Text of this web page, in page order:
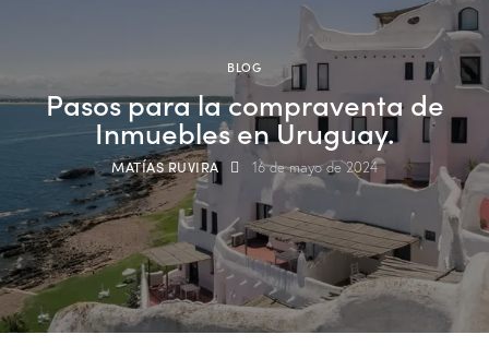
BLOG
Pasos para la compraventa de
Inmuebles en Uruguay.
MATÍAS RUVIRA 16 de mayo de 2024